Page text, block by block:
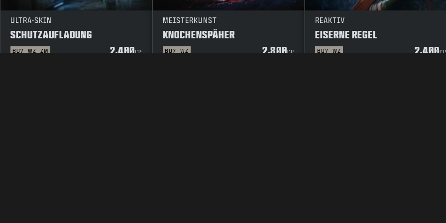
ULTRA-SKIN
SCHUTZAUFLADUNG
BO7 WZ ZM 2.400CP
MEISTERKUNST
KNOCHENSPÄHER
BO7 WZ 2.800CP
REAKTIV
EISERNE REGEL
BO7 WZ 2.400CP